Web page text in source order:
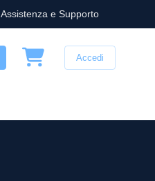
Assistenza e Supporto
Accedi